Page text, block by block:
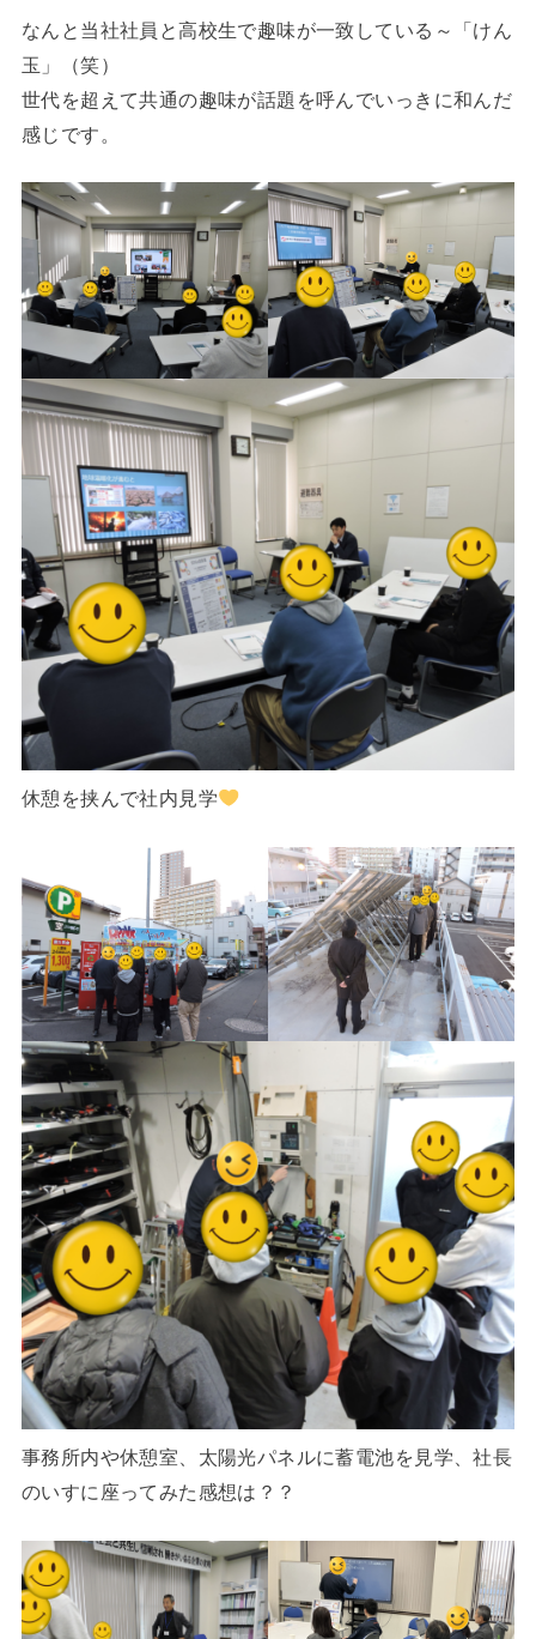
なんと当社社員と高校生で趣味が一致している～「けん
玉」（笑）
世代を超えて共通の趣味が話題を呼んでいっきに和んだ
感じです。
休憩を挟んで社内見学
事務所内や休憩室、太陽光パネルに蓄電池を見学、社長
のいすに座ってみた感想は？？